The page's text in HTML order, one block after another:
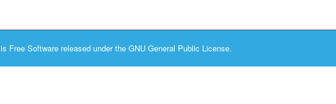
is Free Software released under the GNU General Public License.